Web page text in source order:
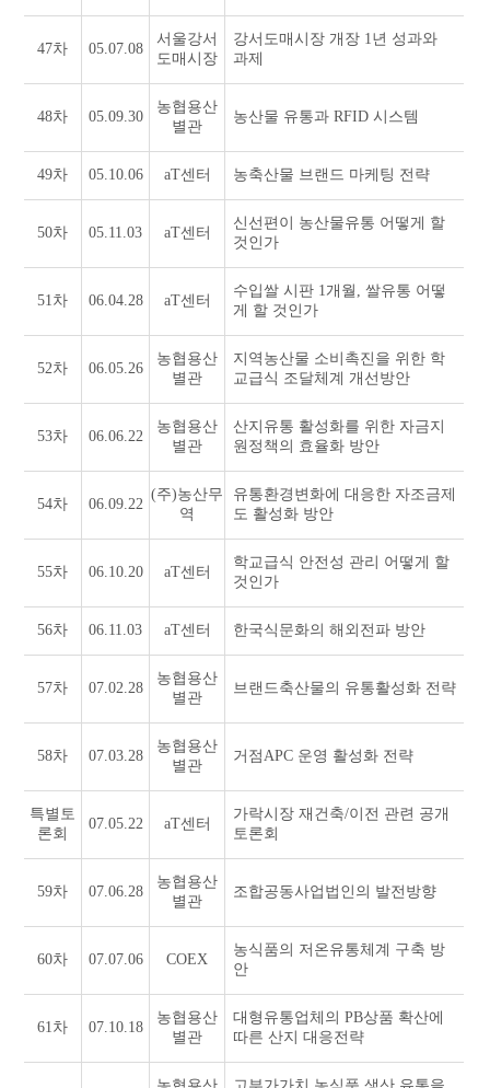
47차 05.07.08
서울강서
도매시장
강서도매시장 개장 1년 성과와
과제
48차 05.09.30
농협용산
별관
농산물 유통과 RFID 시스템
49차 05.10.06 aT센터 농축산물 브랜드 마케팅 전략
50차 05.11.03 aT센터
신선편이 농산물유통 어떻게 할
것인가
51차 06.04.28 aT센터
수입쌀 시판 1개월, 쌀유통 어떻
게 할 것인가
52차 06.05.26
농협용산
별관
지역농산물 소비촉진을 위한 학
교급식 조달체계 개선방안
53차 06.06.22
농협용산
별관
산지유통 활성화를 위한 자금지
원정책의 효율화 방안
54차 06.09.22
(주)농산무
역
유통환경변화에 대응한 자조금제
도 활성화 방안
55차 06.10.20 aT센터
학교급식 안전성 관리 어떻게 할
것인가
56차 06.11.03 aT센터 한국식문화의 해외전파 방안
57차 07.02.28
농협용산
별관
브랜드축산물의 유통활성화 전략
58차 07.03.28
농협용산
별관
거점APC 운영 활성화 전략
특별토
론회
07.05.22 aT센터
가락시장 재건축/이전 관련 공개
토론회
59차 07.06.28
농협용산
별관
조합공동사업법인의 발전방향
60차 07.07.06 COEX
농식품의 저온유통체계 구축 방
안
61차 07.10.18
농협용산
별관
대형유통업체의 PB상품 확산에
따른 산지 대응전략